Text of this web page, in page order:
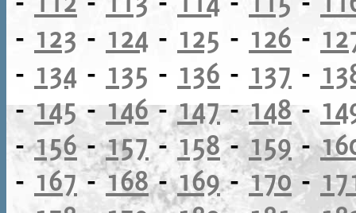
- 123 - 124 - 125 - 126 -
- 134 - 135 - 136 - 137 -
-145-146-147-148-
-156-157-158-159-
- 167-168-169-170-